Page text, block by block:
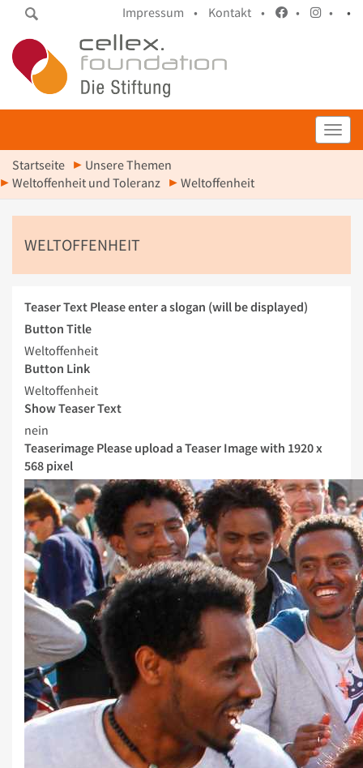
Impressum • Kontakt • • • •
Startseite
Unsere Themen
Weltoffenheit und Toleranz
Weltoffenheit
WELTOFFENHEIT
Teaser Text Please enter a slogan (will be displayed)
Button Title
Weltoffenheit
Button Link
Weltoffenheit
Show Teaser Text
nein
Teaserimage Please upload a Teaser Image with 1920 x
568 pixel